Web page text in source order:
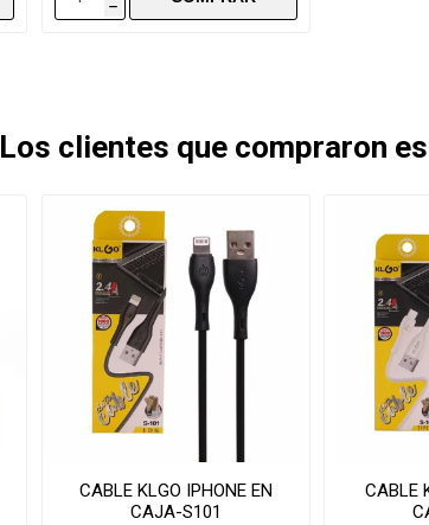
h
Los clientes que compraron
CABLE KLGO IPHONE EN
CAJA-S101
CABLE